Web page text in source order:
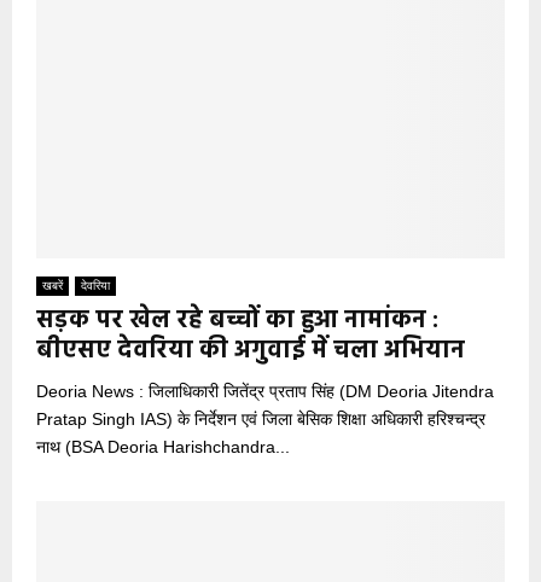
खबरें देवरिया
सड़क पर खेल रहे बच्चों का हुआ नामांकन :
बीएसए देवरिया की अगुवाई में चला अभियान
Deoria News : जिलाधिकारी जितेंद्र प्रताप सिंह (DM Deoria Jitendra
Pratap Singh IAS) के निर्देशन एवं जिला बेसिक शिक्षा अधिकारी हरिश्चन्द्र
नाथ (BSA Deoria Harishchandra...